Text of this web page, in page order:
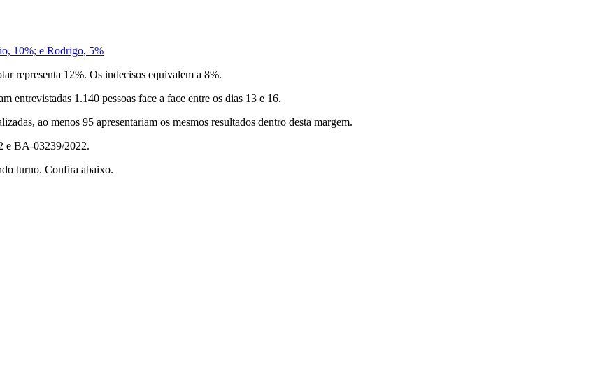
10%; e Rodrigo, 5%
representa 12%. Os indecisos equivalem a 8%.
entrevistadas 1.140 pessoas face a face entre os dias 13 e 16.
ao menos 95 apresentariam os mesmos resultados dentro desta margem.
e BA-03239/2022.
turno. Confira abaixo.